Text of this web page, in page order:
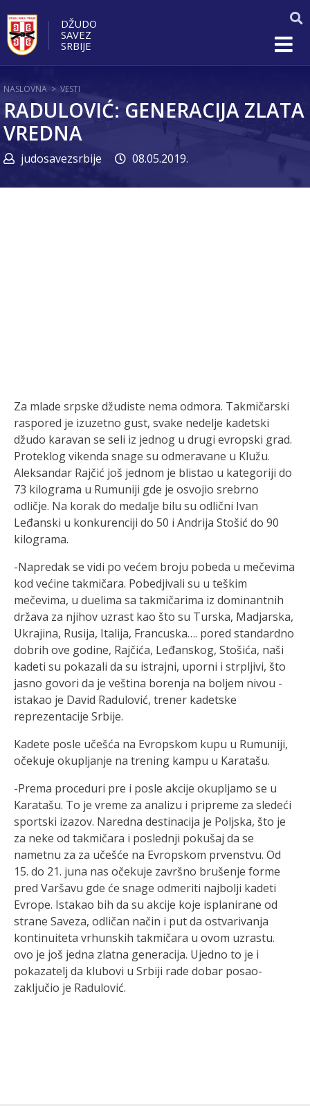
DŽUDO
SAVEZ
SRBIJE
NASLOVNA > VESTI
RADULOVIĆ: GENERACIJA ZLATA
VREDNA
judosavezsrbije 08.05.2019.
Za mlade srpske džudiste nema odmora. Takmičarski
raspored je izuzetno gust, svake nedelje kadetski
džudo karavan se seli iz jednog u drugi evropski grad.
Proteklog vikenda snage su odmeravane u Klužu.
Aleksandar Rajčić još jednom je blistao u kategoriji do
73 kilograma u Rumuniji gde je osvojio srebrno
odličje. Na korak do medalje bilu su odlični Ivan
Leđanski u konkurenciji do 50 i Andrija Stošić do 90
kilograma.
-Napredak se vidi po većem broju pobeda u mečevima
kod većine takmičara. Pobedjivali su u teškim
mečevima, u duelima sa takmičarima iz dominantnih
država za njihov uzrast kao što su Turska, Madjarska,
Ukrajina, Rusija, Italija, Francuska…. pored standardno
dobrih ove godine, Rajčića, Leđanskog, Stošića, naši
kadeti su pokazali da su istrajni, uporni i strpljivi, što
jasno govori da je veština borenja na boljem nivou -
istakao je David Radulović, trener kadetske
reprezentacije Srbije.
Kadete posle učešća na Evropskom kupu u Rumuniji,
očekuje okupljanje na trening kampu u Karatašu.
-Prema proceduri pre i posle akcije okupljamo se u
Karatašu. To je vreme za analizu i pripreme za sledeći
sportski izazov. Naredna destinacija je Poljska, što je
za neke od takmičara i poslednji pokušaj da se
nametnu za za učešće na Evropskom prvenstvu. Od
15. do 21. juna nas očekuje završno brušenje forme
pred Varšavu gde će snage odmeriti najbolji kadeti
Evrope. Istakao bih da su akcije koje isplanirane od
strane Saveza, odličan način i put da ostvarivanja
kontinuiteta vrhunskih takmičara u ovom uzrastu.
ovo je još jedna zlatna generacija. Ujedno to je i
pokazatelj da klubovi u Srbiji rade dobar posao-
zaključio je Radulović.